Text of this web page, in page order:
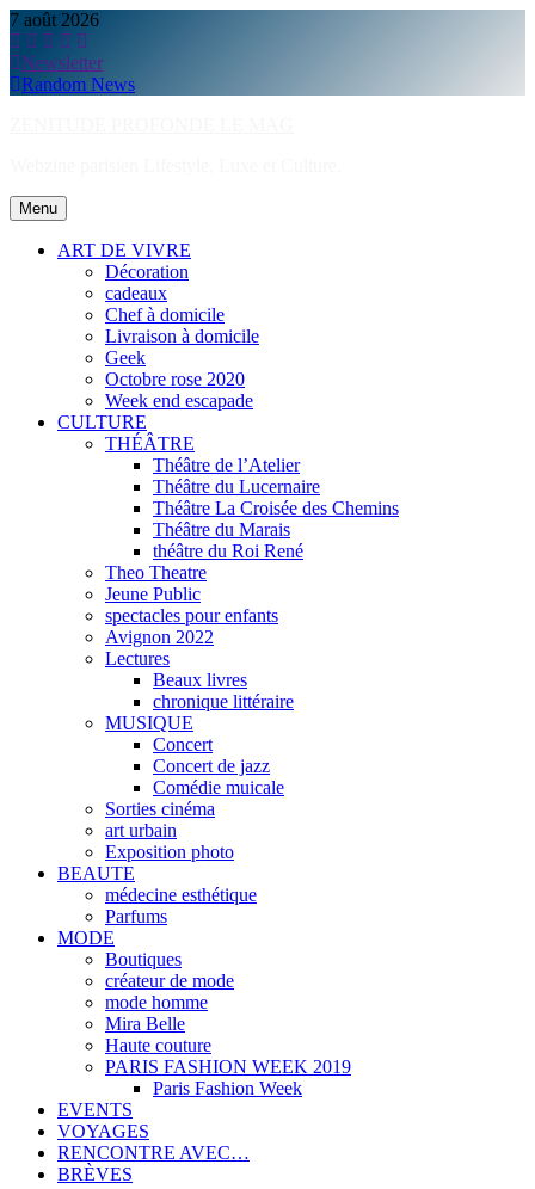
Skip
to
content
7 août 2026
Newsletter
Random News
Menu
ART DE VIVRE
Décoration
cadeaux
Chef à domicile
Livraison à domicile
Geek
Octobre rose 2020
Week end escapade
CULTURE
THÉÂTRE
Théâtre de l’Atelier
Théâtre du Lucernaire
Théâtre La Croisée des Chemins
Théâtre du Marais
théâtre du Roi René
Theo Theatre
Jeune Public
spectacles pour enfants
Avignon 2022
Lectures
Beaux livres
chronique littéraire
MUSIQUE
Concert
Concert de jazz
Comédie muicale
Sorties cinéma
art urbain
Exposition photo
BEAUTE
médecine esthétique
Parfums
MODE
Boutiques
créateur de mode
mode homme
Mira Belle
Haute couture
PARIS FASHION WEEK 2019
Paris Fashion Week
EVENTS
VOYAGES
RENCONTRE AVEC…
BRÈVES